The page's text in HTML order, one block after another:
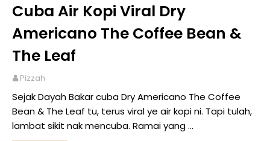
Cuba Air Kopi Viral Dry
Americano The Coffee Bean &
The Leaf
Pizzah
Sejak Dayah Bakar cuba Dry Americano The Coffee
Bean & The Leaf tu, terus viral ye air kopi ni. Tapi tulah,
lambat sikit nak mencuba. Ramai yang …